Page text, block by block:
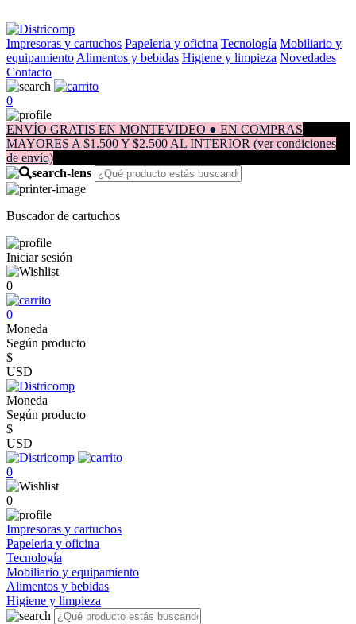
Impresoras y cartuchos Papeleria y oficina Tecnología Mobiliario y
equipamiento Alimentos y bebidas Higiene y limpieza Novedades
Contacto
0
ENVÍO GRATIS EN MONTEVIDEO ● EN COMPRAS
MAYORES A $1.500 Y $2.500 AL INTERIOR (ver condiciones
de envío)
Buscador de cartuchos
Iniciar sesión
0
0
Moneda
Según producto
$
USD
Moneda
Según producto
$
USD
0
0
Impresoras y cartuchos
Papeleria y oficina
Tecnología
Mobiliario y equipamiento
Alimentos y bebidas
Higiene y limpieza